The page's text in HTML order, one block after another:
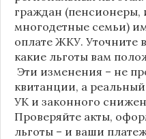
граждан (пенсионеры,
многодетные семьи)
оплате ЖКУ. Уточните
какие льготы вам
Эти изменения – не
квитанции, а
УК и законного
Проверяйте акты,
льготы – и ваши